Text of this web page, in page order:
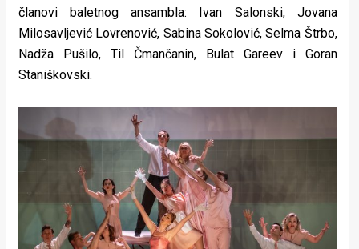
članovi baletnog ansambla: Ivan Salonski, Jovana
Milosavljević Lovrenović, Sabina Sokolović, Selma Štrbo,
Nadža Pušilo, Til Čmančanin, Bulat Gareev i Goran
Staniškovski.